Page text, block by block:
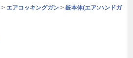
> エアコッキングガン > 銃本体(エア:ハンドガ